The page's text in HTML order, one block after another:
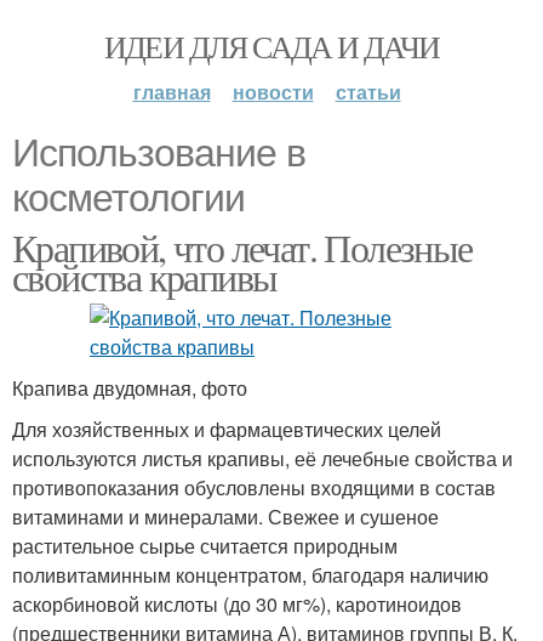
ИДЕИ ДЛЯ САДА И ДАЧИ
главная новости статьи
Использование в
косметологии
Крапивой, что лечат. Полезные
свойства крапивы
Крапива двудомная, фото
Для хозяйственных и фармацевтических целей
используются листья крапивы, её лечебные свойства и
противопоказания обусловлены входящими в состав
витаминами и минералами. Свежее и сушеное
растительное сырье считается природным
поливитаминным концентратом, благодаря наличию
аскорбиновой кислоты (до 30 мг%), каротиноидов
(предшественники витамина А), витаминов группы В, К.